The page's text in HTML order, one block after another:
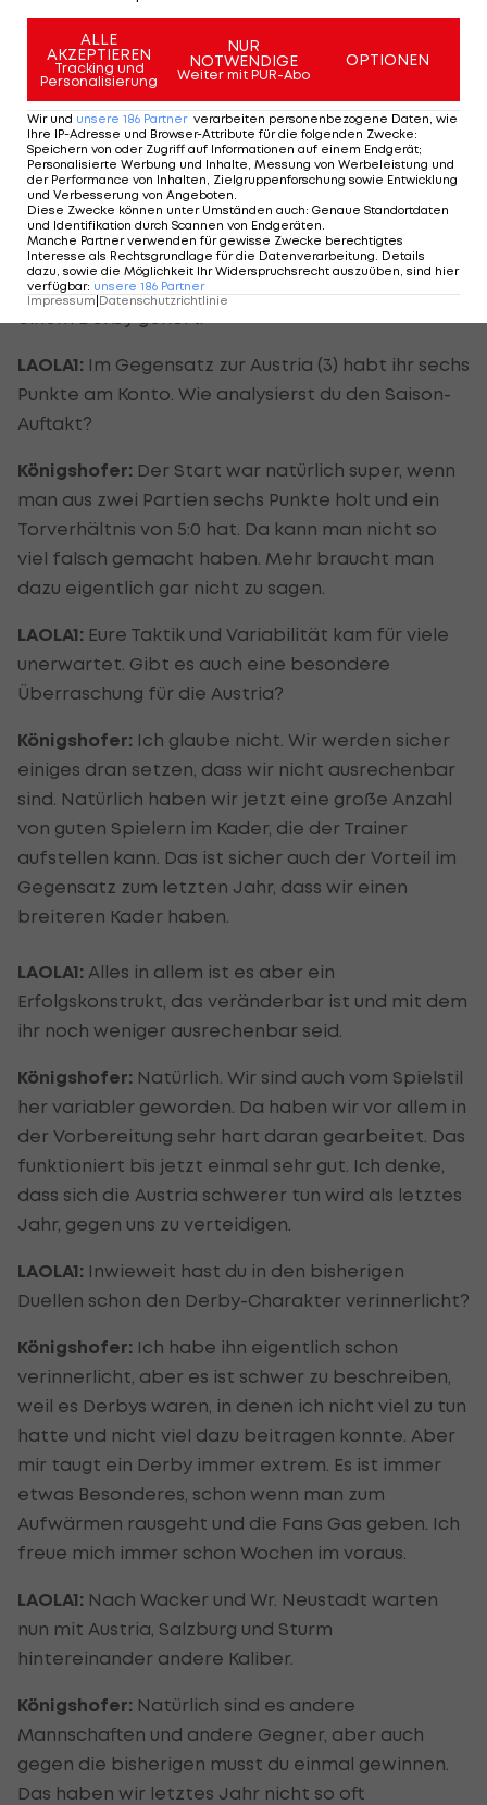
schon extrem darauf. Die Stimmung war schon
das letzte Mal gegen Innsbruck ein Wahnsinn. Im
Derby wird es das noch einmal übertreffen.
LAOLA1:Wie wichtig ist die Rückkehr nach den
unliebsamen Ausflügen ins Happel-Stadion?
Königshofer:Es ist sicher wichtig, wenn man in
seinem angestammten Heimstadion spielen kann.
Es ist für die Fans und uns natürlich auch super,
wenn die Stimmung wieder so ist, wie es sich in
LAOLA1: Im Gegensatz zur Austria (3) habt ihr sechs
Punkte am Konto. Wie analysierst du den Saison-
Auftakt?
Königshofer: Der Start war natürlich super, wenn
man aus zwei Partien sechs Punkte holt und ein
Torverhältnis von 5:0 hat. Da kann man nicht so
viel falsch gemacht haben. Mehr braucht man
dazu eigentlich gar nicht zu sagen.
LAOLA1: Eure Taktik und Variabilität kam für viele
unerwartet. Gibt es auch eine besondere
Überraschung für die Austria?
Königshofer: Ich glaube nicht. Wir werden sicher
einiges dran setzen, dass wir nicht ausrechenbar
sind. Natürlich haben wir jetzt eine große Anzahl
von guten Spielern im Kader, die der Trainer
aufstellen kann. Das ist sicher auch der Vorteil im
Gegensatz zum letzten Jahr, dass wir einen
breiteren Kader haben.
LAOLA1: Alles in allem ist es aber ein
Erfolgskonstrukt, das veränderbar ist und mit dem
ihr noch weniger ausrechenbar seid.
Königshofer: Natürlich. Wir sind auch vom Spielstil
her variabler geworden. Da haben wir vor allem in
der Vorbereitung sehr hart daran gearbeitet. Das
funktioniert bis jetzt einmal sehr gut. Ich denke,
dass sich die Austria schwerer tun wird als letztes
Jahr, gegen uns zu verteidigen.
LAOLA1: Inwieweit hast du in den bisherigen
Duellen schon den Derby-Charakter verinnerlicht?
Königshofer: Ich habe ihn eigentlich schon
verinnerlicht, aber es ist schwer zu beschreiben,
weil es Derbys waren, in denen ich nicht viel zu tun
hatte und nicht viel dazu beitragen konnte. Aber
mir taugt ein Derby immer extrem. Es ist immer
etwas Besonderes, schon wenn man zum
Aufwärmen rausgeht und die Fans Gas geben. Ich
freue mich immer schon Wochen im voraus.
LAOLA1: Nach Wacker und Wr. Neustadt warten
nun mit Austria, Salzburg und Sturm
hintereinander andere Kaliber.
Königshofer: Natürlich sind es andere
Mannschaften und andere Gegner, aber auch
gegen die bisherigen musst du einmal gewinnen.
Das haben wir letztes Jahr nicht so oft
ALLE
AKZEPTIEREN
Tracking und
Personalisierung
NUR
NOTWENDIGE
Weiter mit PUR-Abo
OPTIONEN
Wir und unsere 186 Partner verarbeiten personenbezogene Daten, wie
Ihre IP-Adresse und Browser-Attribute für die folgenden Zwecke:
Speichern von oder Zugriff auf Informationen auf einem Endgerät;
Personalisierte Werbung und Inhalte, Messung von Werbeleistung und
der Performance von Inhalten, Zielgruppenforschung sowie Entwicklung
und Verbesserung von Angeboten.
Diese Zwecke können unter Umständen auch: Genaue Standortdaten
und Identifikation durch Scannen von Endgeräten.
Manche Partner verwenden für gewisse Zwecke berechtigtes
Interesse als Rechtsgrundlage für die Datenverarbeitung. Details
dazu, sowie die Möglichkeit Ihr Widerspruchsrecht auszuüben, sind hier
verfügbar: unsere 186 Partner
Impressum Datenschutzrichtlinie